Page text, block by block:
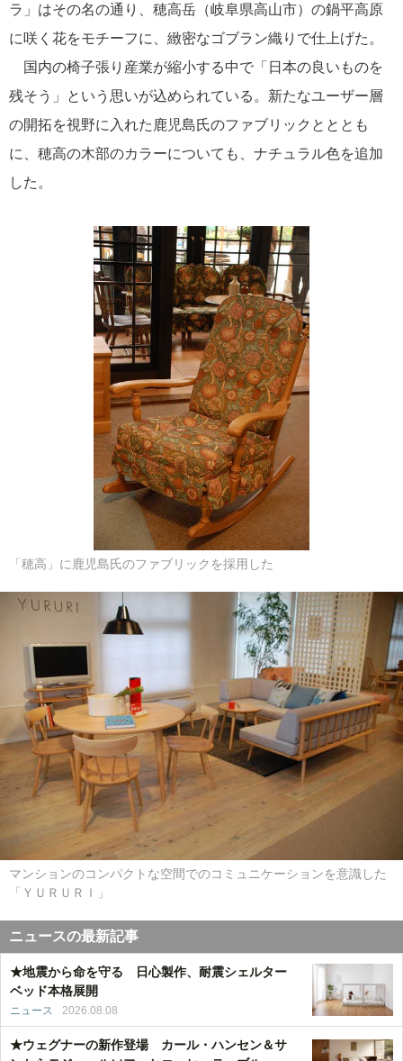
ラ」はその名の通り、穂高岳（岐阜県高山市）の鍋平高原
に咲く花をモチーフに、緻密なゴブラン織りで仕上げた。
国内の椅子張り産業が縮小する中で「日本の良いものを
残そう」という思いが込められている。新たなユーザー層
の開拓を視野に入れた鹿児島氏のファブリックとととも
に、穂高の木部のカラーについても、ナチュラル色を追加
した。
「穂高」に鹿児島氏のファブリックを採用した
マンションのコンパクトな空間でのコミュニケーションを意識した
「ＹＵＲＵＲＩ」
ニュースの最新記事
★地震から命を守る 日心製作、耐震シェルター
ベッド本格展開
ニュース 2026.08.08
★ウェグナーの新作登場 カール・ハンセン＆サ